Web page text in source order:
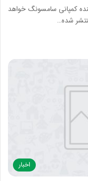
کمپانی سامسونگ خواهد
شده…
اخبار